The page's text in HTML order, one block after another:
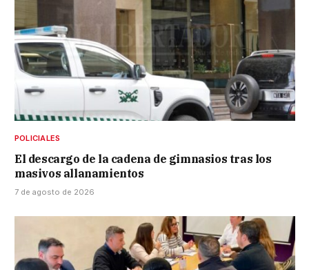
POLICIALES
El descargo de la cadena de gimnasios tras los
masivos allanamientos
7 de agosto de 2026